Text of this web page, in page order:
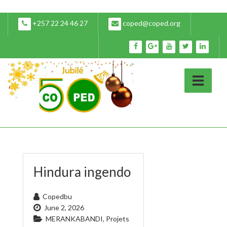
+257 22 24 46 27 coped@coped.org
Hindura ingendo
Copedbu
June 2, 2026
MERANKABANDI, Projets